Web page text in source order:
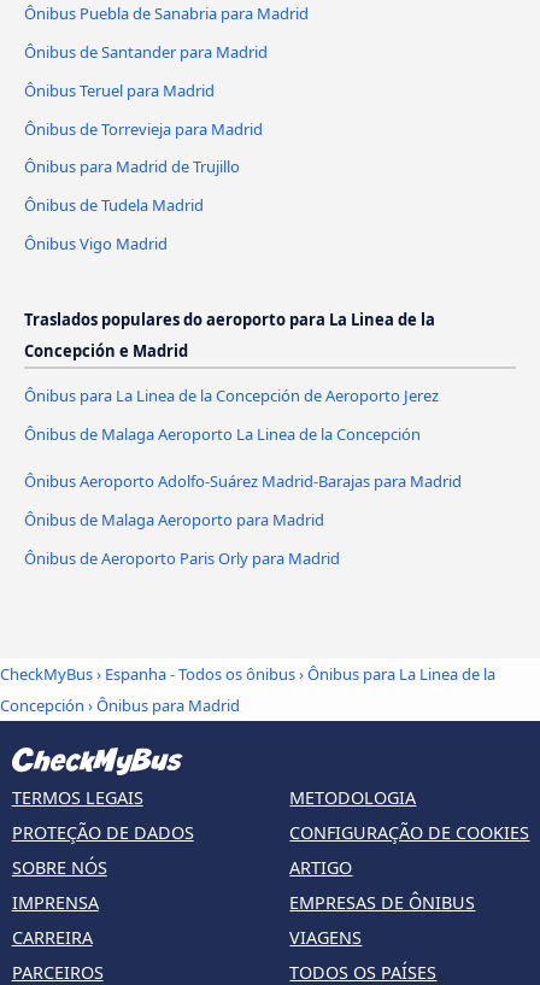
Ônibus Puebla de Sanabria para Madrid
Ônibus de Santander para Madrid
Ônibus Teruel para Madrid
Ônibus de Torrevieja para Madrid
Ônibus para Madrid de Trujillo
Ônibus de Tudela Madrid
Ônibus Vigo Madrid
Traslados populares do aeroporto para La Linea de la
Concepción e Madrid
Ônibus para La Linea de la Concepción de Aeroporto Jerez
Ônibus de Malaga Aeroporto La Linea de la Concepción
Ônibus Aeroporto Adolfo-Suárez Madrid-Barajas para Madrid
Ônibus de Malaga Aeroporto para Madrid
Ônibus de Aeroporto Paris Orly para Madrid
CheckMyBus› Espanha - Todos os ônibus›Ônibus para La Linea de la
Concepción ›Ônibus para Madrid
TERMOS LEGAIS
PROTEÇÃO DE DADOS
SOBRE NÓS
IMPRENSA
CARREIRA
PARCEIROS
METODOLOGIA
CONFIGURAÇÃO DE COOKIES
ARTIGO
EMPRESAS DE ÔNIBUS
VIAGENS
TODOS OS PAÍSES